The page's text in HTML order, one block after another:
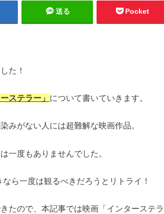
送る Pocket
た！
ステラー」 について書いていきます。
みがない人には超難解な映画作品。
一度もありませんでした。
ら一度は観るべきだろうとリトライ！
たので、本記事では映画「インターステラ